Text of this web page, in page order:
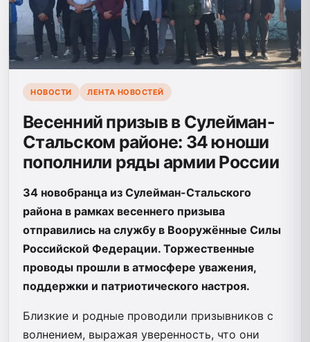
НОВОСТИ ЛЕНТА НОВОСТЕЙ
Весенний призыв в Сулейман-
Стальском районе: 34 юноши
пополнили ряды армии России
34 новобранца из Сулейман-Стальского
района в рамках весеннего призыва
отправились на службу в Вооружённые Силы
Российской Федерации. Торжественные
проводы прошли в атмосфере уважения,
поддержки и патриотического настроя.
Близкие и родные проводили призывников с
волнением, выражая уверенность, что они